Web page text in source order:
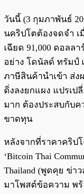
วันนี้ (3 กุมภาพันธ์
นคริปโตต้องจดจำ เ
เฉียด 91,000 ดอลล
อย่าง โดนัลด์ ทรัมป์
ภาษีสินค้านำเข้า ส่ง
ดิ่งลงยกแผง แปรเป
มาก ต้องประสบกับค
ขาดทุน
หลังจากที่ราคาคริป
‘Bitcoin Thai
Thailand (พูดคุย ข่าว
มาโพสต์ข้อความ พ